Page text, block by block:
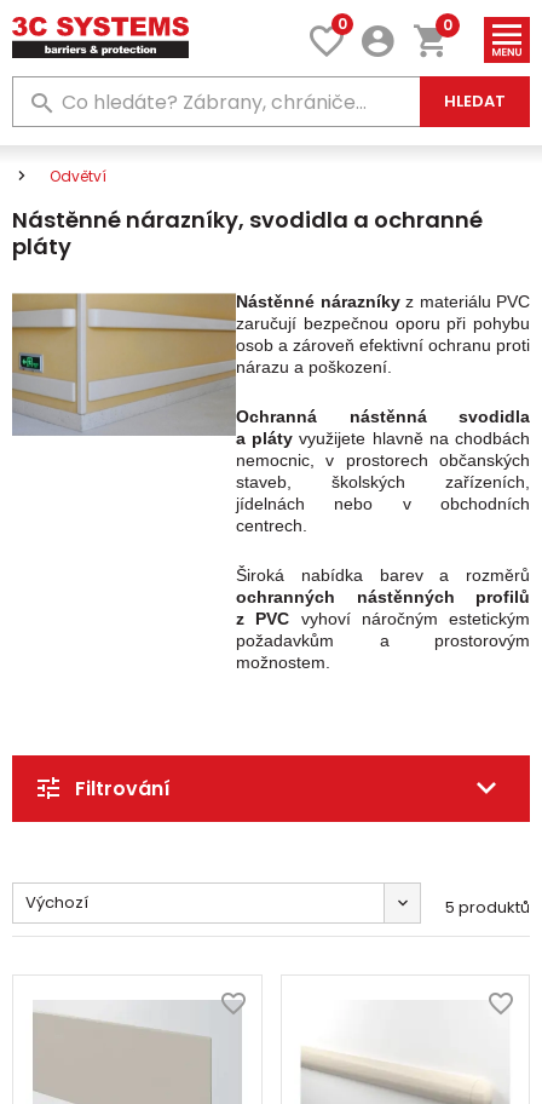
0
HLEDAT
0
Odvětví
Nástěnné nárazníky, svodidla a ochranné
pláty
Nástěnné nárazníkyz materiálu PVC
zaručují bezpečnou oporu při pohybu
osob a zároveň efektivní ochranu proti
nárazu a poškození.
Ochranná nástěnná svodidla
a pláty využijete hlavně na chodbách
nemocnic, v prostorech občanských
staveb, školských zařízeních,
jídelnách nebo v obchodních
centrech.
Široká nabídka barev a rozměrů
ochranných nástěnných profilů
z PVC vyhoví náročným estetickým
požadavkům a prostorovým
možnostem.
Filtrování
Výchozí 5 produktů